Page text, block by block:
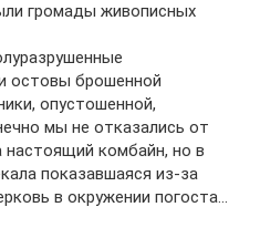
громады живописных
остовы брошенной
опустошенной,
мы не отказались от
комбайн, но в
показавшаяся из-за
в окружении погоста…